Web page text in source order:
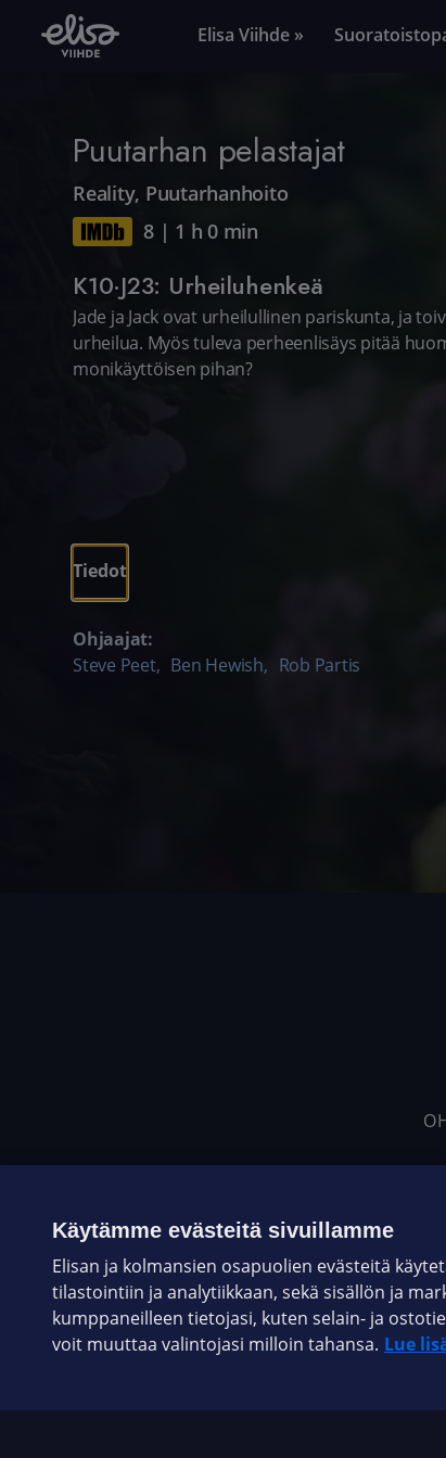
Elisa Viihde »
Puutarhan pelastajat
Reality, Puutarhanhoito
8| 1 h 0 min
K10·J23: Urheiluhenkeä
Jade ja Jack ovat urheilullinen pariskunta, ja
urheilua. Myös tuleva perheenlisäys pitää
monikäyttöisen pihan?
Tiedot
Ohjaajat:
Steve Peet, Ben Hewish, Rob Partis
Käytämme evästeitä sivuillamme
Elisan ja kolmansien osapuolien evästeitä
tilastointiin ja analytiikkaan, sekä sisällön ja
kumppaneilleen tietojasi, kuten selain- ja
voit muuttaa valintojasi milloin tahansa. Lue